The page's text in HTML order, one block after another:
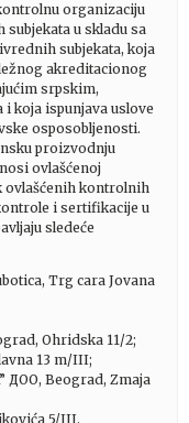
organizaciju
u skladu sa
subjekata, koja
akreditacionog
srpskim,
koja ispunjava uslove
osposobljenosti.
proizvodnju
ovlašćenoj
ovlašćenih kontrolnih
i sertifikacije u
sledeće
Trg cara Jovana
Ohridska 11/2;
13 m/III;
ДОО, Beograd, Zmaja
5/III.